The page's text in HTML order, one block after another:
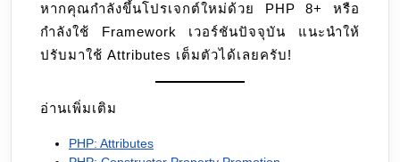
หากคุณกำลังขึ้นโปรเจกต์ใหม่ด้วย PHP 8+ หรือ
กำลังใช้ Framework เวอร์ชันปัจจุบัน แนะนำให้
ปรับมาใช้ Attributes เต็มตัวได้เลยครับ!
อ่านเพิ่มเติม
PHP: Attributes